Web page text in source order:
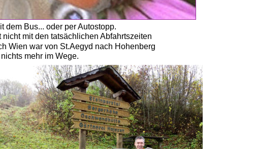
dem Bus... oder per Autostopp.
mit den tatsächlichen Abfahrtszeiten
Wien war von St.Aegyd nach Hohenberg
mehr im Wege.